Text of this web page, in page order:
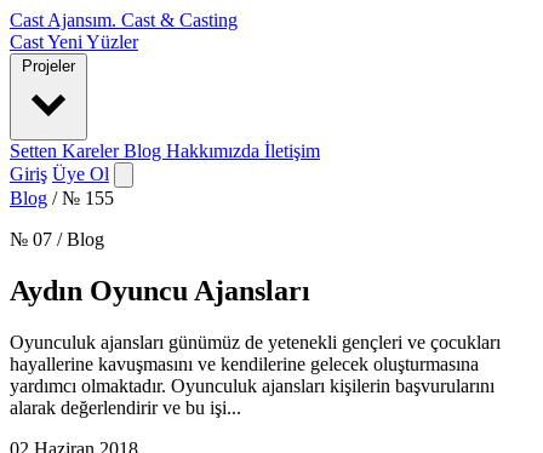
Cast Ajansım. Cast & Casting
CastYeni Yüzler
Projeler
Setten KarelerBlog Hakkımızda İletişim
Giriş Üye Ol
Blog / № 155
№ 07 / Blog
Aydın Oyuncu Ajansları
Oyunculuk ajansları günümüz de yetenekli gençleri ve çocukları
hayallerine kavuşmasını ve kendilerine gelecek oluşturmasına
yardımcı olmaktadır. Oyunculuk ajansları kişilerin başvurularını
alarak değerlendirir ve bu işi...
02 Haziran 2018